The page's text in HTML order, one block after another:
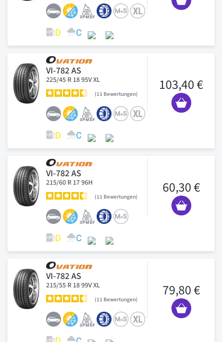
VI-782 AS
225/45 R 18 95V XL
11 Bewertungen
103,40 €
VI-782 AS
215/60 R 17 96H
11 Bewertungen
60,30 €
VI-782 AS
215/55 R 18 99V XL
11 Bewertungen
79,80 €